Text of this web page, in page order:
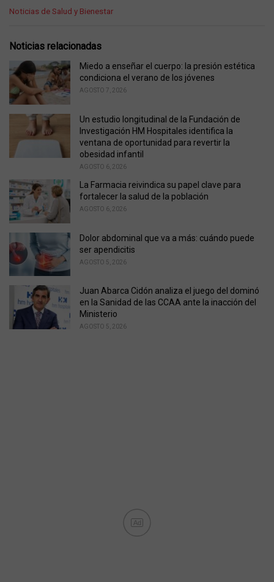
C
e
r
e
Noticias de Salud y Bienestar
Noticias relacionadas
Miedo a enseñar el cuerpo: la presión estética
condiciona el verano de los jóvenes
AGOSTO 7, 2026
Un estudio longitudinal de la Fundación de
Investigación HM Hospitales identifica la
ventana de oportunidad para revertir la
obesidad infantil
AGOSTO 6, 2026
La Farmacia reivindica su papel clave para
fortalecer la salud de la población
AGOSTO 6, 2026
Dolor abdominal que va a más: cuándo puede
ser apendicitis
AGOSTO 5, 2026
Juan Abarca Cidón analiza el juego del dominó
en la Sanidad de las CCAA ante la inacción del
Ministerio
AGOSTO 5, 2026
Ad